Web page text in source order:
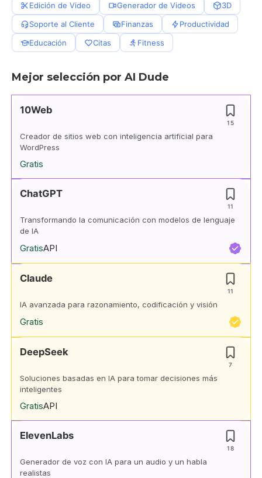
Edición de Video
Generador de Videos
3D
Soporte al Cliente
Finanzas
Productividad
Educación
Citas Fitness
Mejor selección por AI Dude
10Web
15
Creador de sitios web con inteligencia artificial para
WordPress
Gratis
ChatGPT
11
Transformando la comunicación con modelos de lenguaje
de IA
GratisAPI
Claude
11
IA avanzada para razonamiento, codificación y visión
Gratis
DeepSeek
7
Soluciones basadas en IA para tomar decisiones más
inteligentes
GratisAPI
ElevenLabs
18
Generador de voz con IA para un audio y un habla
realistas